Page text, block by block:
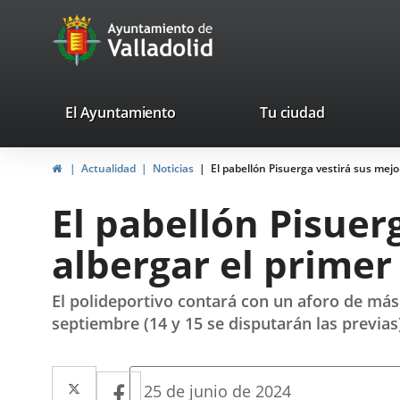
Portal
Web
Ayuntamiento
de
valladolid.es
El Ayuntamiento Tu ciudad
InicioActualidad Noticias El pabellón Pisuerga vestirá sus
El pabellón
albergar el
El polideportivo contará con un aforo de
septiembre (14 y 15 se disputarán las
Twitter
EnlaceFacebook
Enlace
Fecha
25 de junio de 2024